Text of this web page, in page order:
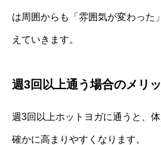
は周囲からも「雰囲気が変わった
えていきます。
週3回以上通う場合のメリ
週3回以上ホットヨガに通うと、
確かに高まりやすくなります。